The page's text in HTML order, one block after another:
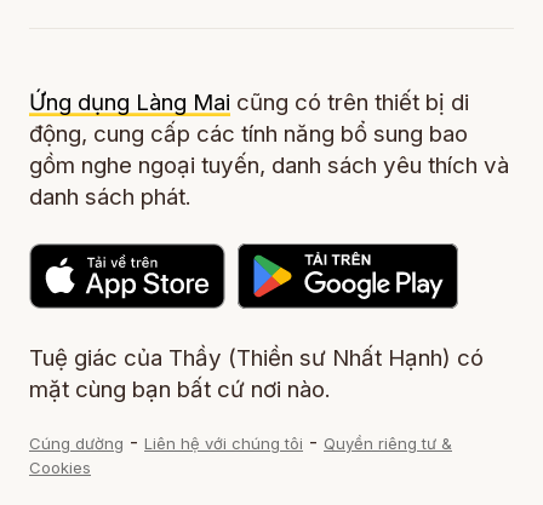
Ứng dụng Làng Mai cũng có trên thiết bị di
động, cung cấp các tính năng bổ sung bao
gồm nghe ngoại tuyến, danh sách yêu thích và
danh sách phát.
Tuệ giác của Thầy (Thiền sư Nhất Hạnh) có
mặt cùng bạn bất cứ nơi nào.
Cúng dường - Liên hệ với chúng tôi - Quyền riêng tư &
Cookies